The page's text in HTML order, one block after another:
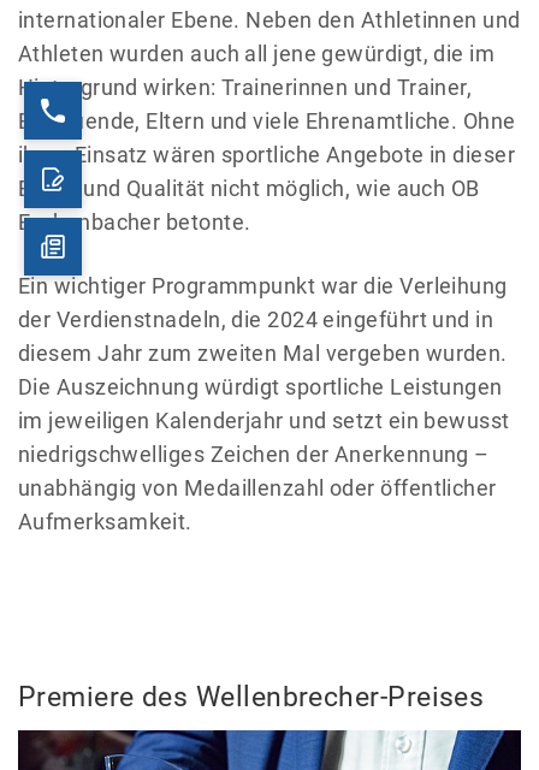
internationaler Ebene. Neben den Athletinnen und
Athleten wurden auch all jene gewürdigt, die im
Hintergrund wirken: Trainerinnen und Trainer,
Betreuende, Eltern und viele Ehrenamtliche. Ohne
ihren Einsatz wären sportliche Angebote in dieser
Breite und Qualität nicht möglich, wie auch OB
Eschenbacher betonte.
Ein wichtiger Programmpunkt war die Verleihung
der Verdienstnadeln, die 2024 eingeführt und in
diesem Jahr zum zweiten Mal vergeben wurden.
Die Auszeichnung würdigt sportliche Leistungen
im jeweiligen Kalenderjahr und setzt ein bewusst
niedrigschwelliges Zeichen der Anerkennung –
unabhängig von Medaillenzahl oder öffentlicher
Aufmerksamkeit.
Premiere des Wellenbrecher-Preises